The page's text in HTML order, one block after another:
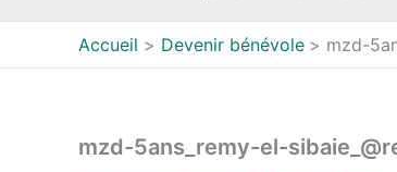
Accueil Devenir bénévole mzd-
mzd-5ans_remy-el-